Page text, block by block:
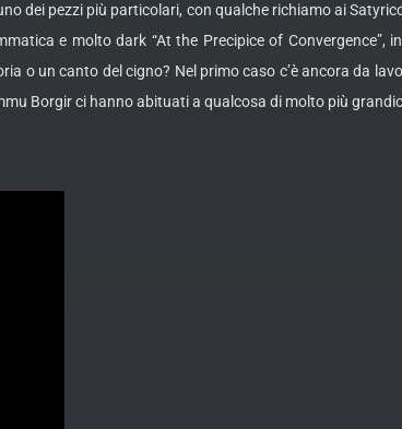
dei pezzi più particolari, con qualche richiamo ai
e molto dark “At the Precipice of Convergence”,
o un canto del cigno? Nel primo caso c’è ancora da
Borgir ci hanno abituati a qualcosa di molto più